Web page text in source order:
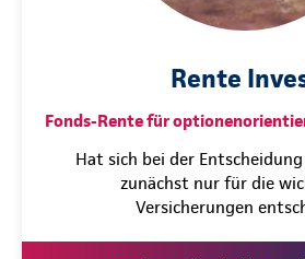
Rente
Fonds-Rente für
Hat sich bei der
zunächst nur für die
Versicherungen